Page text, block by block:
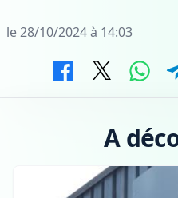
le 28/10/2024 à 14:03
A